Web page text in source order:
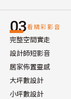
03看精彩影音
完整空間實走
設計師短影音
居家佈置靈感
大坪數設計
小坪數設計